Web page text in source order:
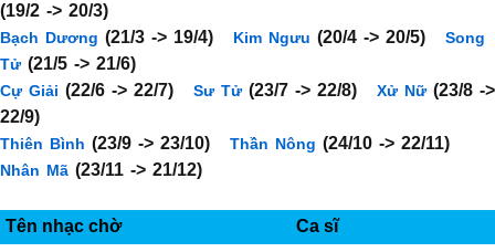
(19/2 -> 20/3)
Bạch Dương (21/3 -> 19/4) Kim Ngưu (20/4 -> 20/5)
Song
Tử (21/5 -> 21/6)
Cự Giải (22/6 -> 22/7) Sư Tử (23/7 -> 22/8) Xử Nữ (23/8 ->
22/9)
Thiên Bình (23/9 -> 23/10) Thần Nông (24/10 -> 22/11)
Nhân Mã (23/11 -> 21/12)
Tên nhạc chờ Ca sĩ